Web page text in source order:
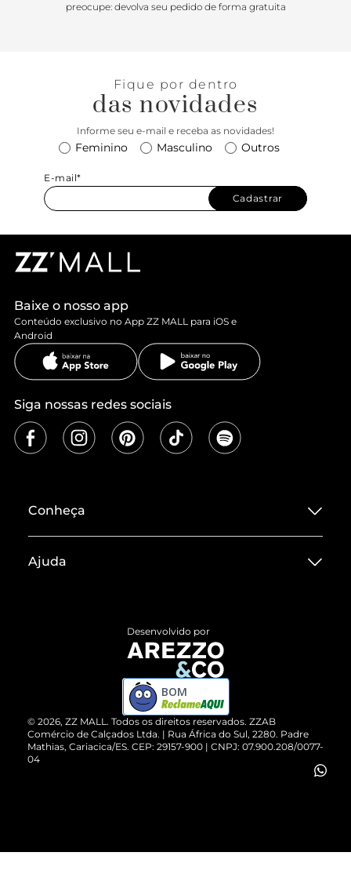
preocupe: devolva seu pedido de forma gratuita
Fique por dentro
das novidades
Informe seu e-mail e receba as novidades!
Feminino Masculino Outros
E-mail*
Cadastrar
Baixe o nosso app
Conteúdo exclusivo no App ZZ MALL para iOS e
Android
Siga nossas redes sociais
Conheça
Termos de Uso
ZZ MALL é confiável
Cartão Presente
Vendas Corporativas
Ajuda
Devolução do Produto
Compre pelo WhatsApp
© 2026, ZZ MALL. Todos os direitos reservados. ZZAB
Comércio de Calçados Ltda. | Rua África do Sul, 2280. Padre
Mathias, Cariacica/ES. CEP: 29157-900 | CNPJ: 07.900.208/0077-
04
Desenvolvido por
BOM